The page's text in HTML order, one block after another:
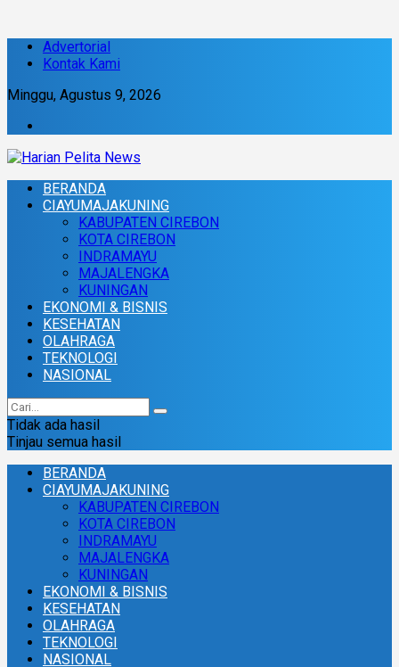
Advertorial
Kontak Kami
Minggu, Agustus 9, 2026
BERANDA
CIAYUMAJAKUNING
KABUPATEN CIREBON
KOTA CIREBON
INDRAMAYU
MAJALENGKA
KUNINGAN
EKONOMI & BISNIS
KESEHATAN
OLAHRAGA
TEKNOLOGI
NASIONAL
Tidak ada hasil
Tinjau semua hasil
BERANDA
CIAYUMAJAKUNING
KABUPATEN CIREBON
KOTA CIREBON
INDRAMAYU
MAJALENGKA
KUNINGAN
EKONOMI & BISNIS
KESEHATAN
OLAHRAGA
TEKNOLOGI
NASIONAL